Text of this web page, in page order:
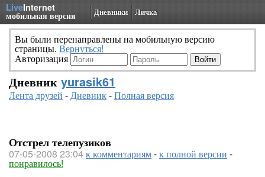
LiveInternet
мобильная версия Дневники Личка
Вы были перенаправлены на мобильную версию
страницы. Вернуться!
Авторизация
Дневник yurasik61
Лента друзей -Дневник-Полная версия
Отстрел телепузиков
07-05-2008 23:04к комментариям-к полной версии -
понравилось!